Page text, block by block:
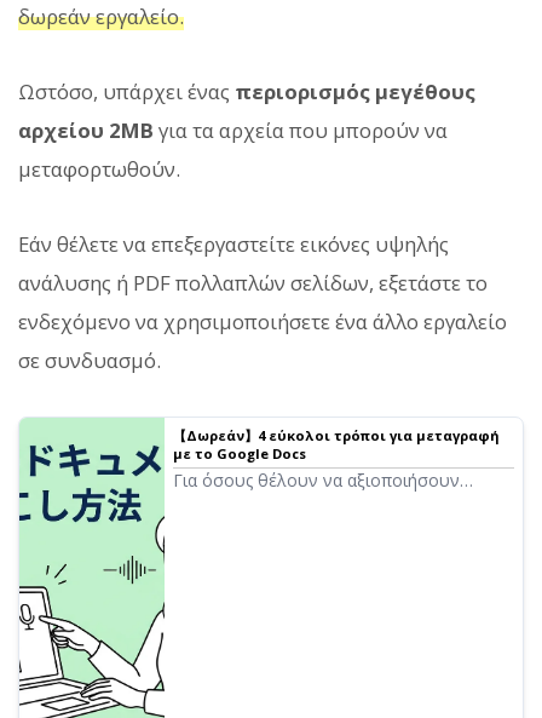
δωρεάν εργαλείο.
Ωστόσο, υπάρχει ένας περιορισμός μεγέθους
αρχείου 2MB για τα αρχεία που μπορούν να
μεταφορτωθούν.
Εάν θέλετε να επεξεργαστείτε εικόνες υψηλής
ανάλυσης ή PDF πολλαπλών σελίδων, εξετάστε το
ενδεχόμενο να χρησιμοποιήσετε ένα άλλο εργαλείο
σε συνδυασμό.
【Δωρεάν】4 εύκολοι τρόποι για μεταγραφή
με το Google Docs
Για όσους θέλουν να αξιοποιήσουν